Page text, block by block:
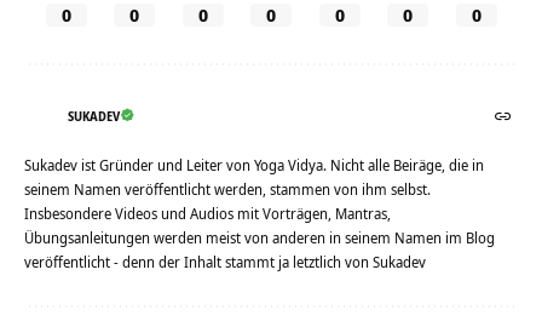
0 0 0 0 0 0 0
SUKADEV
Sukadev ist Gründer und Leiter von Yoga Vidya. Nicht alle Beiräge, die in
seinem Namen veröffentlicht werden, stammen von ihm selbst.
Insbesondere Videos und Audios mit Vorträgen, Mantras,
Übungsanleitungen werden meist von anderen in seinem Namen im Blog
veröffentlicht - denn der Inhalt stammt ja letztlich von Sukadev